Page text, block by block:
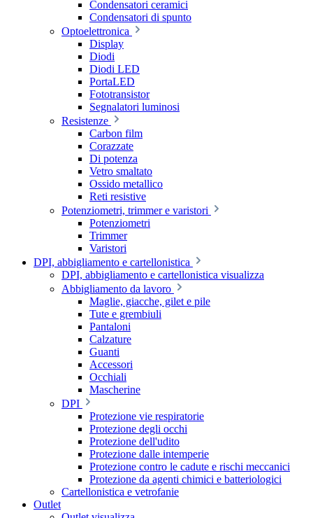
Condensatori ceramici
Condensatori di spunto
Optoelettronica
Display
Diodi
Diodi LED
PortaLED
Fototransistor
Segnalatori luminosi
Resistenze
Carbon film
Corazzate
Di potenza
Vetro smaltato
Ossido metallico
Reti resistive
Potenziometri, trimmer e varistori
Potenziometri
Trimmer
Varistori
DPI, abbigliamento e cartellonistica
DPI, abbigliamento e cartellonistica visualizza
Abbigliamento da lavoro
Maglie, giacche, gilet e pile
Tute e grembiuli
Pantaloni
Calzature
Guanti
Accessori
Occhiali
Mascherine
DPI
Protezione vie respiratorie
Protezione degli occhi
Protezione dell'udito
Protezione dalle intemperie
Protezione contro le cadute e rischi meccanici
Protezione da agenti chimici e batteriologici
Cartellonistica e vetrofanie
Outlet